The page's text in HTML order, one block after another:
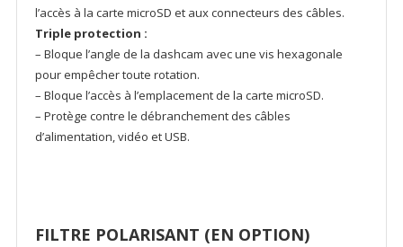
l’accès à la carte microSD et aux connecteurs des câbles.
Triple protection :
– Bloque l’angle de la dashcam avec une vis hexagonale
pour empêcher toute rotation.
– Bloque l’accès à l’emplacement de la carte microSD.
– Protège contre le débranchement des câbles
d’alimentation, vidéo et USB.
FILTRE POLARISANT (EN OPTION)